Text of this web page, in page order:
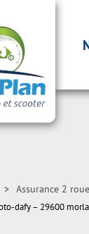
> Assurance 2
dafy – 29600